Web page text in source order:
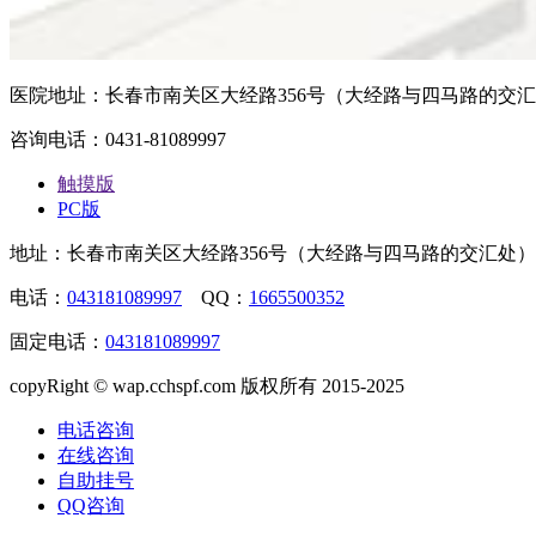
医院地址：长春市南关区大经路356号（大经路与四马路的交
咨询电话：0431-81089997
触摸版
PC版
地址：长春市南关区大经路356号（大经路与四马路的交汇处）
电话： 043181089997 QQ： 1665500352
固定电话： 043181089997
copyRight © wap.cchspf.com 版权所有 2015-2025
电话咨询
在线咨询
自助挂号
QQ咨询